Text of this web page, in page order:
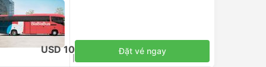
USD 10
Đã bao gồm thuế
giá tính trên một người lớn
Đặt vé ngay